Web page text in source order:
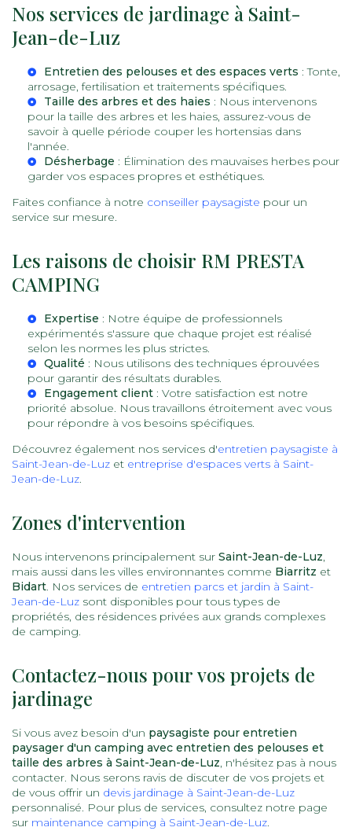
Nos services de jardinage à Saint-
Jean-de-Luz
Entretien des pelouses et des espaces verts : Tonte,
arrosage, fertilisation et traitements spécifiques.
Taille des arbres et des haies : Nous intervenons
pour la taille des arbres et les haies, assurez-vous de
savoir à quelle période couper les hortensias dans
l'année.
Désherbage : Élimination des mauvaises herbes pour
garder vos espaces propres et esthétiques.
Faites confiance à notre conseiller paysagiste pour un
service sur mesure.
Les raisons de choisir RM PRESTA
CAMPING
Expertise : Notre équipe de professionnels
expérimentés s'assure que chaque projet est réalisé
selon les normes les plus strictes.
Qualité : Nous utilisons des techniques éprouvées
pour garantir des résultats durables.
Engagement client : Votre satisfaction est notre
priorité absolue. Nous travaillons étroitement avec vous
pour répondre à vos besoins spécifiques.
Découvrez également nos services d'entretien paysagiste à
Saint-Jean-de-Luz et entreprise d'espaces verts à Saint-
Jean-de-Luz.
Zones d'intervention
Nous intervenons principalement sur Saint-Jean-de-Luz,
mais aussi dans les villes environnantes comme Biarritz et
Bidart. Nos services de entretien parcs et jardin à Saint-
Jean-de-Luz sont disponibles pour tous types de
propriétés, des résidences privées aux grands complexes
de camping.
Contactez-nous pour vos projets de
jardinage
Si vous avez besoin d'un paysagiste pour entretien
paysager d'un camping avec entretien des pelouses et
taille des arbres à Saint-Jean-de-Luz, n'hésitez pas à nous
contacter. Nous serons ravis de discuter de vos projets et
de vous offrir un devis jardinage à Saint-Jean-de-Luz
personnalisé. Pour plus de services, consultez notre page
sur maintenance camping à Saint-Jean-de-Luz.